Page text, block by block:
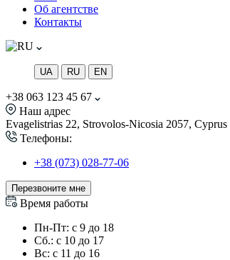
Об агентстве
Контакты
UA RU EN
+38 063 123 45 67
Наш адрес
Evagelistrias 22, Strovolos-Nicosia 2057, Cyprus
Телефоны:
+38 (073) 028-77-06
Перезвоните мне
Время работы
Пн-Пт: с 9 до 18
Сб.: с 10 до 17
Вс: с 11 до 16